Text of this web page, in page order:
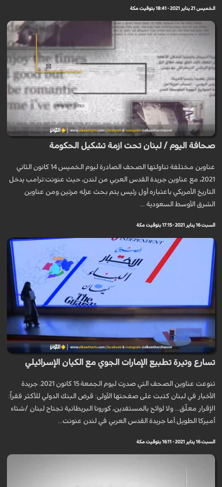
الخميس 21 يناير 2021 - 18:41 بتوقيت مكة
صحافة اليوم / لبنان تحت ازمة تشكيل الحكومة
عناوين مختلفة تناولتها الصحف الصادرة ليوم الخميس 14 كانون الثاني
2021، مع عناوين جريدة القدس العربي من لندن، حيث عنونت:ترامب يدخل
التاريخ الأمريكي باعتباره أول رئيس يتم بحث عزله مرتين.ومن عناوين
الشرق الأوسط السعودية ...
السبت 16 يناير 2021 - 17:15 بتوقيت مكة
تسارع وتيرة تطبيع الإمارات الجوي مع الكيان الإسرائيلي
تنوعت عناوين الصحف التي صدرت ليوم الجمعة 15 كانون 2021. جريدة
الأخبار في لبنان كتبت على صفحتها الأولى: قرض البنك الدولي للأكثر فقراً:
الإقرار معلّق... ولا لوائح بالمستفدين، كورونا البريطانية تجتاح لبنان /شتاء
أميركا الطويل.أما جريدة القدس العربي في لندن عنونت...
السبت 16 يناير 2021 - 16:11 بتوقيت مكة